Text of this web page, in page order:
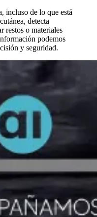
incluso de lo que está
detecta
restos o materiales
podemos
y seguridad.